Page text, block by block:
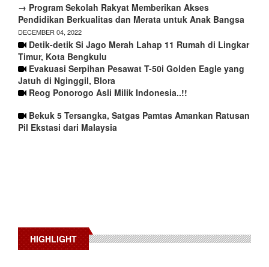
→ Program Sekolah Rakyat Memberikan Akses
Pendidikan Berkualitas dan Merata untuk Anak Bangsa
DECEMBER 04, 2022
Detik-detik Si Jago Merah Lahap 11 Rumah di Lingkar
Timur, Kota Bengkulu
Evakuasi Serpihan Pesawat T-50i Golden Eagle yang
Jatuh di Nginggil, Blora
Reog Ponorogo Asli Milik Indonesia..!!
Bekuk 5 Tersangka, Satgas Pamtas Amankan Ratusan
Pil Ekstasi dari Malaysia
HIGHLIGHT